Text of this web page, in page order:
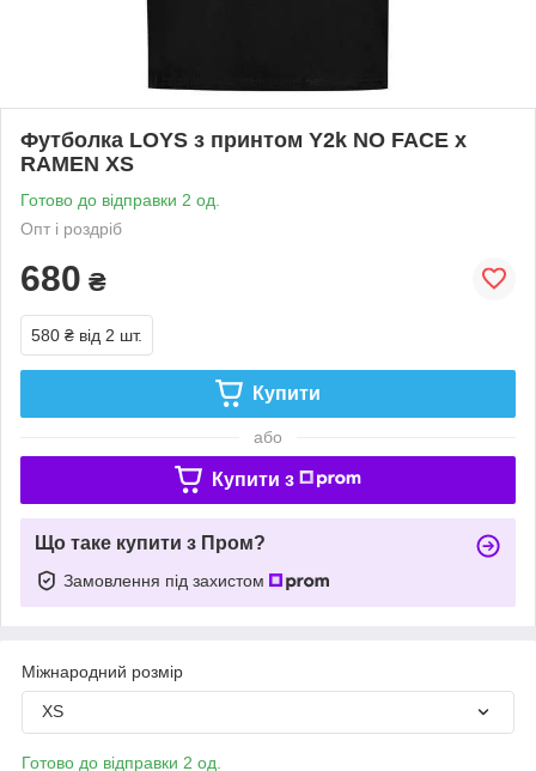
Футболка LOYS з принтом Y2k NO FACE x
RAMEN XS
Готово до відправки 2 од.
Опт і роздріб
680 ₴
580 ₴ від 2 шт.
Купити
або
Купити з
Що таке купити з Пром?
Замовлення під захистом
Міжнародний розмір
XS
Готово до відправки 2 од.